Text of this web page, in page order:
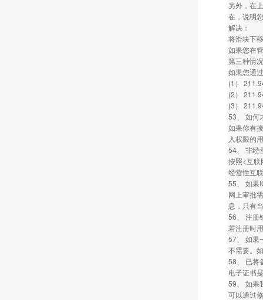
另外，在
在，说明
解决：
将滑块下
如果您在
第三种情
如果您通
(1）
(2）
(3）
53、 如何
如果你有
入权限的
54、 非经
按照<互联
经营性互
55、 如果
网上审批
息，只有
56、 注册
若注册时
57、 如果
不需要。
58、 已将
电子证书
59、 如果
可以通过